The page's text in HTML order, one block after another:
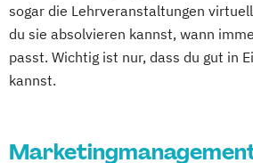
sogar die Lehrveranstaltungen
du sie absolvieren kannst, wann
passt. Wichtig ist nur, dass du gut in
kannst.